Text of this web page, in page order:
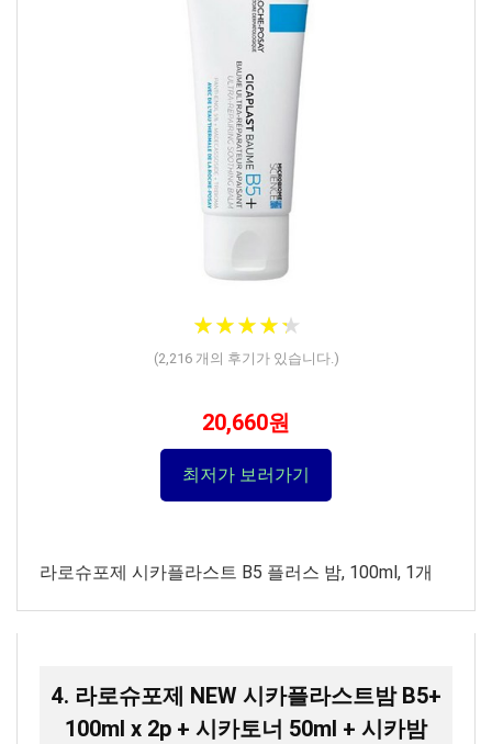
★★★★★
★★★★★
(2,216개의 후기가 있습니다.)
20,660원
최저가 보러가기
라로슈포제 시카플라스트 B5 플러스 밤, 100ml, 1개
4. 라로슈포제 NEW 시카플라스트밤 B5+
100ml x 2p + 시카토너 50ml + 시카밤